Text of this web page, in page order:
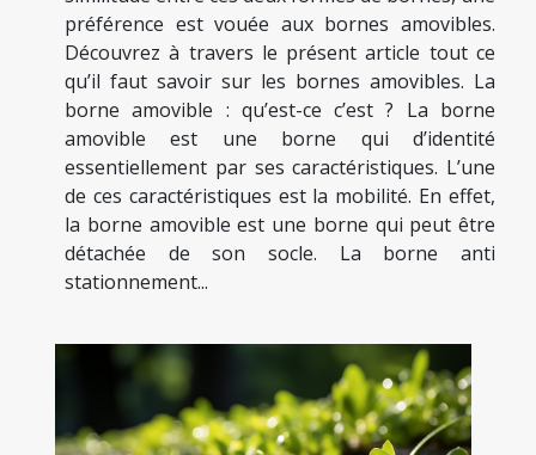
préférence est vouée aux bornes amovibles.
Découvrez à travers le présent article tout ce
qu’il faut savoir sur les bornes amovibles. La
borne amovible : qu’est-ce c’est ? La borne
amovible est une borne qui d’identité
essentiellement par ses caractéristiques. L’une
de ces caractéristiques est la mobilité. En effet,
la borne amovible est une borne qui peut être
détachée de son socle. La borne anti
stationnement...